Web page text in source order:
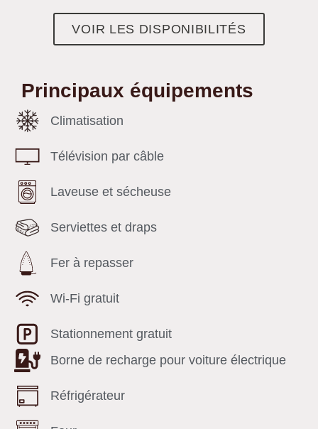
VOIR LES DISPONIBILITÉS
Principaux équipements
Climatisation
Télévision par câble
Laveuse et sécheuse
Serviettes et draps
Fer à repasser
Wi-Fi gratuit
Stationnement gratuit
Borne de recharge pour voiture électrique
Réfrigérateur